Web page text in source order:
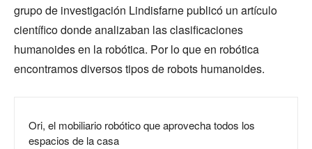
grupo de investigación Lindisfarne publicó un artículo
científico donde analizaban las clasificaciones
humanoides en la robótica. Por lo que en robótica
encontramos diversos tipos de robots humanoides.
Ori, el mobiliario robótico que aprovecha todos los
espacios de la casa